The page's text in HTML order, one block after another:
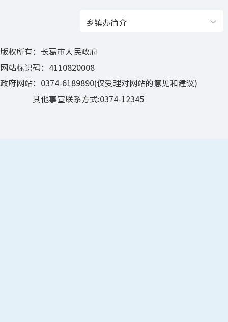
乡镇办简介
版权所有：长葛市人民政府
网站标识码：4110820008
政府网站：0374-6189890(仅受理对网站的意见和建议)
其他事宣联系方式:0374-12345